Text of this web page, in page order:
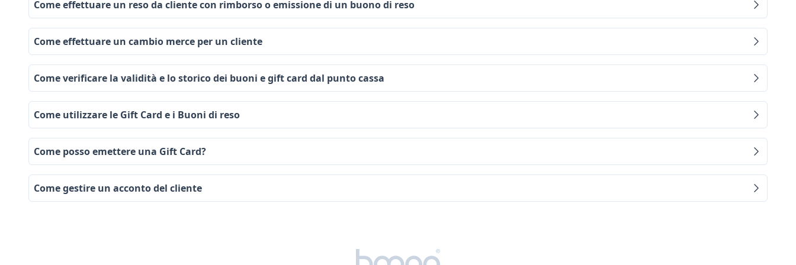
Come effettuare un reso da cliente con rimborso o emissione di un buono di reso
Come effettuare un cambio merce per un cliente
Come verificare la validità e lo storico dei buoni e gift card dal punto cassa
Come utilizzare le Gift Card e i Buoni di reso
Come posso emettere una Gift Card?
Come gestire un acconto del cliente